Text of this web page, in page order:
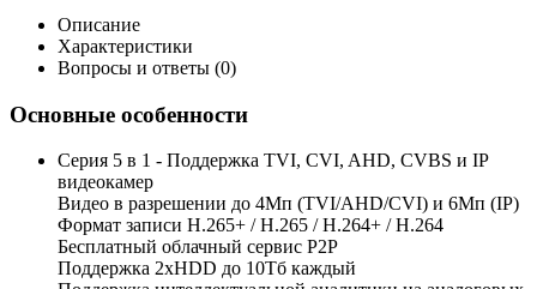
Описание
Характеристики
Вопросы и ответы (0)
Основные особенности
Серия 5 в 1 - Поддержка TVI, CVI, AHD, CVBS и IP
видеокамер
Видео в разрешении до 4Мп (TVI/AHD/CVI) и 6Мп (IP)
Формат записи H.265+ / H.265 / H.264+ / H.264
Бесплатный облачный сервис Р2Р
Поддержка 2xHDD до 10Тб каждый